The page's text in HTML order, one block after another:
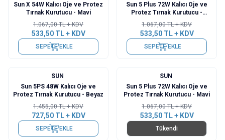
Sun X 54W Kalıcı Oje ve Protez
Tırnak Kurutucu - Mavi
1.067,00TL + KDV
533,50TL + KDV
SEPETE EKLE
Sun 5 Plus 72W Kalıcı Oje ve
Protez Tırnak Kurutucu -
Pembe
1.067,00TL + KDV
533,50TL + KDV
SEPETE EKLE
SUN
Sun 5PS 48W Kalıcı Oje ve
Protez Tırnak Kurutucu - Beyaz
1.455,00TL + KDV
727,50TL + KDV
SEPETE EKLE
SUN
Sun 5 Plus 72W Kalıcı Oje ve
Protez Tırnak Kurutucu - Mavi
1.067,00TL + KDV
533,50TL + KDV
Tükendi